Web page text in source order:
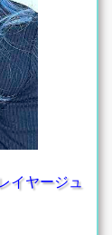
イヤージュ